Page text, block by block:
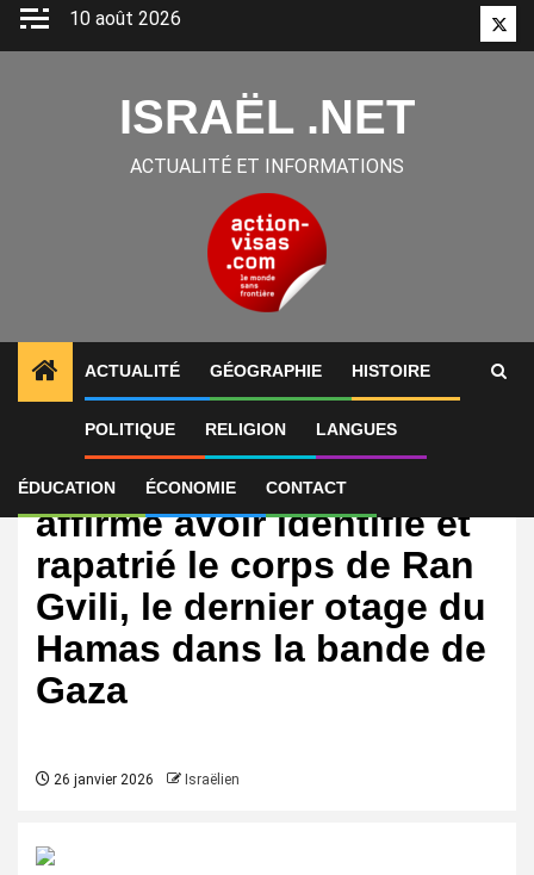
Aller
10 août 2026
ISRAËL .NET
ACTUALITÉ ET INFORMATIONS
ACTUALITÉ GÉOGRAPHIE HISTOIRE
POLITIQUE RELIGION LANGUES
ÉDUCATION ÉCONOMIE CONTACT
International
L’armée israélienne
affirme avoir identifié et
rapatrié le corps de Ran
Gvili, le dernier otage du
Hamas dans la bande de
Gaza
26 janvier 2026 Israëlien